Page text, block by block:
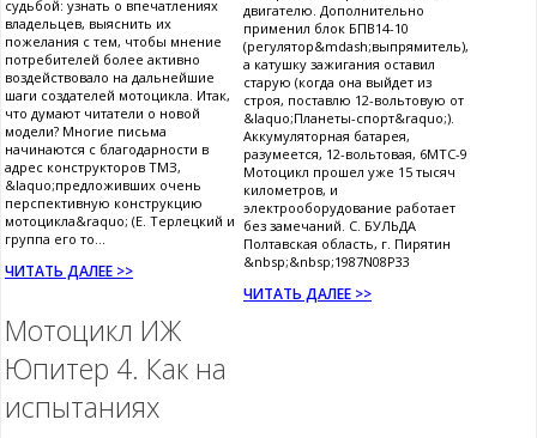
судьбой: узнать о впечатлениях
владельцев, выяснить их
пожелания с тем, чтобы мнение
потребителей более активно
воздействовало на дальнейшие
шаги создателей мотоцикла. Итак,
что думают читатели о новой
модели? Многие письма
начинаются с благодарности в
адрес конструкторов ТМЗ,
&laquo;предложивших очень
перспективную конструкцию
мотоцикла&raquo; (Е. Терлецкий и
группа его то...
ЧИТАТЬ ДАЛЕЕ >>
двигателю. Дополнительно
применил блок БПВ14-10
(регулятор&mdash;выпрямитель),
а катушку зажигания оставил
старую (когда она выйдет из
строя, поставлю 12-вольтовую от
&laquo;Планеты-спорт&raquo;).
Аккумуляторная батарея,
разумеется, 12-вольтовая, 6МТС-9
Мотоцикл прошел уже 15 тысяч
километров, и
электрооборудование работает
без замечаний. С. БУЛЬДА
Полтавская область, г. Пирятин
&nbsp;&nbsp;1987N08P33
ЧИТАТЬ ДАЛЕЕ >>
Мотоцикл ИЖ
Юпитер 4. Как на
испытаниях